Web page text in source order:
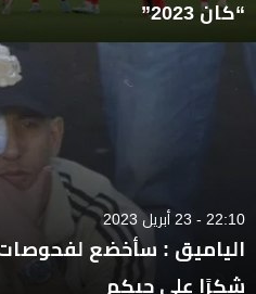
“كان 2023”
22:10 - 23 أبريل 2023
الياميق : سأخضع
شكرًا على حبكم